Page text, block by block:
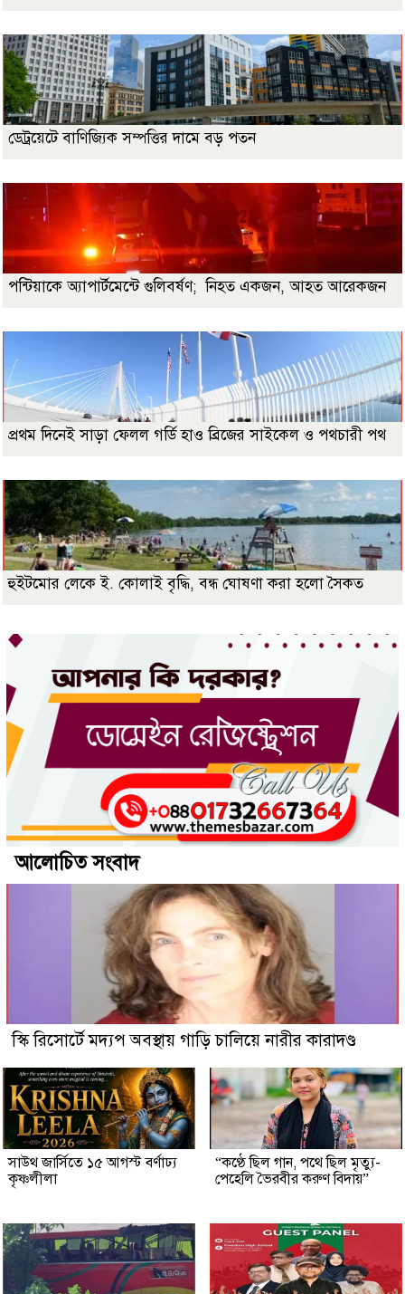
ডেট্রয়েটে বাণিজ্যিক সম্পত্তির দামে বড় পতন
পন্টিয়াকে অ্যাপার্টমেন্টে গুলিবর্ষণ; নিহত একজন, আহত আরেকজন
প্রথম দিনেই সাড়া ফেলল গর্ডি হাও ব্রিজের সাইকেল ও পথচারী পথ
হুইটমোর লেকে ই. কোলাই বৃদ্ধি, বন্ধ ঘোষণা করা হলো সৈকত
আলোচিত সংবাদ
স্কি রিসোর্টে মদ্যপ অবস্থায় গাড়ি চালিয়ে নারীর কারাদণ্ড
সাউথ জার্সিতে ১৫ আগস্ট বর্ণাঢ্য
কৃষ্ণলীলা
“কণ্ঠে ছিল গান, পথে ছিল মৃত্যু-
পেহেলি ভৈরবীর করুণ বিদায়”